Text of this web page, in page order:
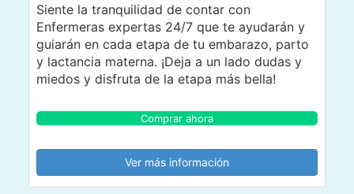
Siente la tranquilidad de contar con
Enfermeras expertas 24/7 que te ayudarán y
guiarán en cada etapa de tu embarazo, parto
y lactancia materna. ¡Deja a un lado dudas y
miedos y disfruta de la etapa más bella!
Comprar ahora
Ver más información